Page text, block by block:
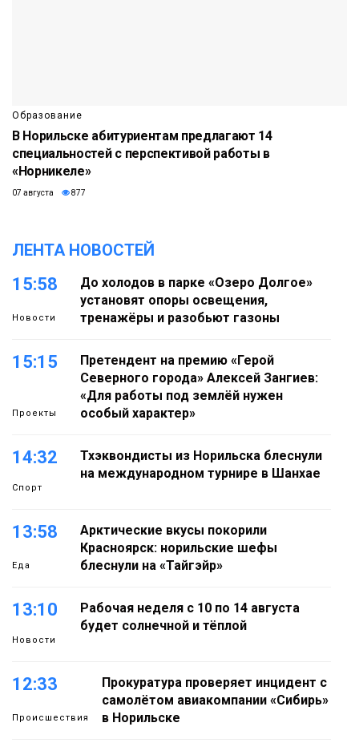
Образование
В Норильске абитуриентам предлагают 14
специальностей с перспективой работы в
«Норникеле»
07 августа 877
ЛЕНТА НОВОСТЕЙ
15:58
Новости
До холодов в парке «Озеро Долгое»
установят опоры освещения,
тренажёры и разобьют газоны
15:15
Проекты
Претендент на премию «Герой
Северного города» Алексей Зангиев:
«Для работы под землёй нужен
особый характер»
14:32
Спорт
Тхэквондисты из Норильска блеснули
на международном турнире в Шанхае
13:58
Еда
Арктические вкусы покорили
Красноярск: норильские шефы
блеснули на «Тайгэйр»
13:10
Новости
Рабочая неделя с 10 по 14 августа
будет солнечной и тёплой
12:33
Происшествия
Прокуратура проверяет инцидент с
самолётом авиакомпании «Сибирь»
в Норильске